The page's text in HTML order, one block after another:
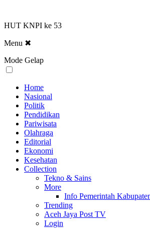
HUT KNPI ke 53
Menu ✖
Mode Gelap
Home
Nasional
Politik
Pendidikan
Pariwisata
Olahraga
Editorial
Ekonomi
Kesehatan
Collection
Tekno & Sains
More
Info Pemerintah
Trending
Aceh Jaya Post TV
Login